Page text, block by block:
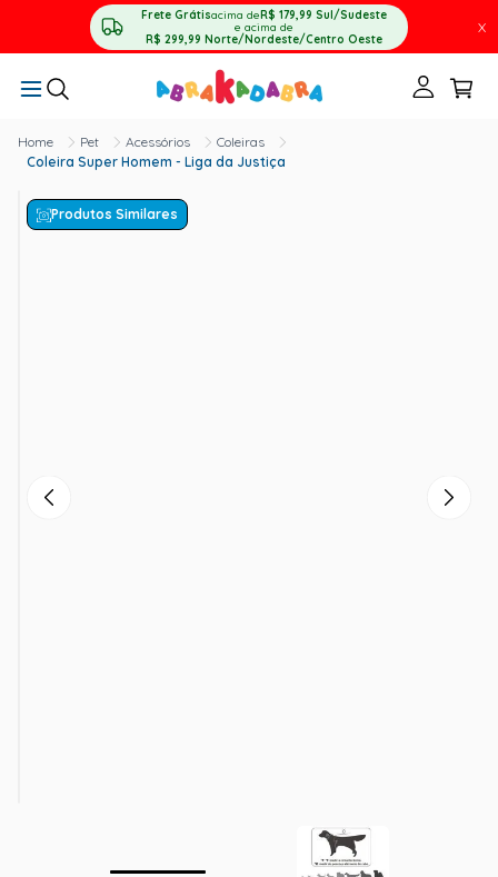
Frete Grátisacima deR$ 179,99 Sul/Sudeste
e acima de
R$ 299,99 Norte/Nordeste/Centro Oeste
X
Pet Acessórios
Coleiras
Coleira Super Homem - Liga da Justiça
Produtos Similares